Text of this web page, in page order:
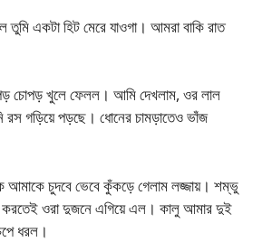
তুমি একটা হিট মেরে যাওগা। আমরা বাকি রাত
চোপড় খুলে ফেলল। আমি দেখলাম, ওর লাল
রস গড়িয়ে পড়ছে। ধোনের চামড়াতেও ভাঁজ
চুদবে ভেবে কুঁকড়ে গেলাম লজ্জায়। শম্ভু
ওরা দুজনে এগিয়ে এল। কালু আমার দুই
ধরল।